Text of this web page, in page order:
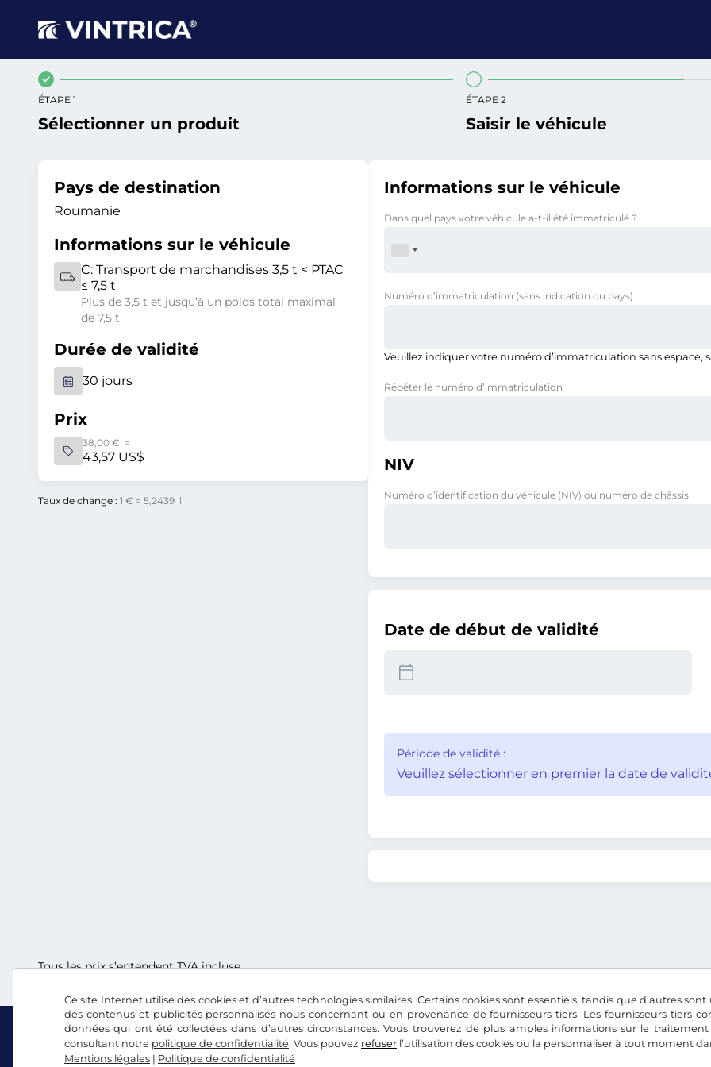
Ce site Internet utilise des cookies et d’autres technologies similaires. Certains cookies sont essentiels, tandis que d’autres
des contenus et publicités personnalisés nous concernant ou en provenance de fournisseurs tiers. Les fournisseurs tiers
données qui ont été collectées dans d’autres circonstances. Vous trouverez de plus amples informations sur le
consultant notre politique de confidentialité. Vous pouvez refuser l’utilisation des cookies ou la personnaliser à tout moment
Mentions légales | Politique de confidentialité
ÉTAPE 1
Sélectionner un produit
ÉTAPE 2
Saisir le véhicule
Pays de destination
Roumanie
Informations sur le véhicule
C:Transport de marchandises 3,5 t < PTAC
≤ 7,5 t
Plus de 3,5 t et jusqu’à un poids total maximal
de 7,5 t
Durée de validité
30 jours
Prix
38,00 € =
43,57 US$
Taux de change : 1 € = 5,2439 l
Informations sur le véhicule
Dans quel pays votre véhicule a-t-il été immatriculé ?
Numéro d’immatriculation (sans indication du pays)
Veuillez indiquer votre numéro d’immatriculation sans espace,
Répéter le numéro d’immatriculation
NIV
Numéro d’identification du véhicule (NIV) ou numéro de châssis
Date de début de validité
Période de validité :
Veuillez sélectionner en premier la date de
Tous les prix s’entendent TVA incluse.